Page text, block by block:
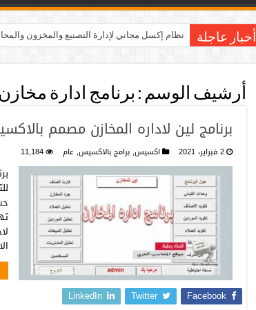
أخبار عاجلة نظام إكسل مجاني لإدارة التصنيع والمخزون
أرشيف الوسم : برنامج ادارة
برنامج لين لاداره المخازن مصمم
2 فبراير، 2021 اكسيس,برامج بالاكسيس,عام 11,184
Facebook
Twitter
LinkedIn